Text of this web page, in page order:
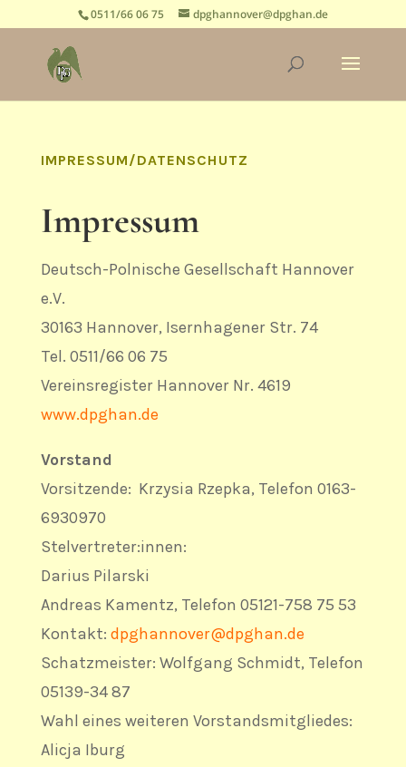
0511/66 06 75 dpghannover@dpghan.de
IMPRESSUM/DATENSCHUTZ
Impressum
Deutsch-Polnische Gesellschaft Hannover
e.V.
30163 Hannover, Isernhagener Str. 74
Tel. 0511/66 06 75
Vereinsregister Hannover Nr. 4619
www.dpghan.de
Vorstand
Vorsitzende: Krzysia Rzepka, Telefon 0163-
6930970
Stelvertreter:innen:
Darius Pilarski
Andreas Kamentz, Telefon 05121-758 75 53
Kontakt: dpghannover@dpghan.de
Schatzmeister: Wolfgang Schmidt, Telefon
05139-34 87
Wahl eines weiteren Vorstandsmitgliedes:
Alicja Iburg